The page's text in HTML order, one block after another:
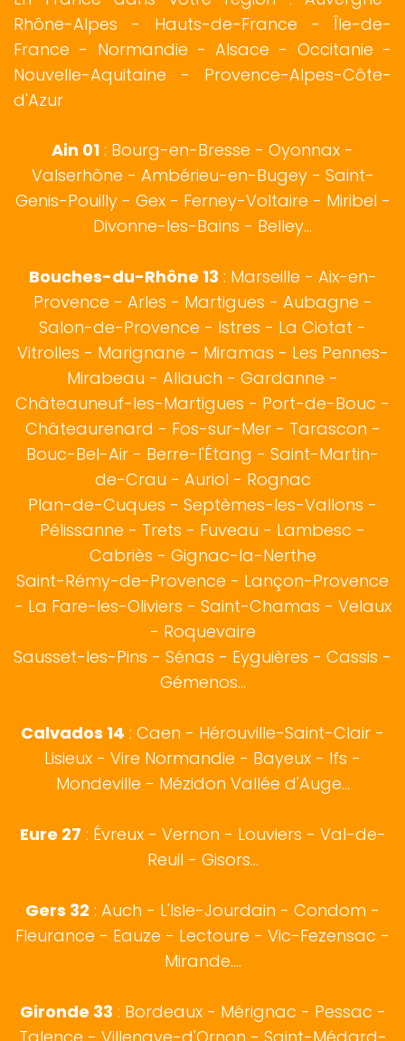
Rhône-Alpes - Hauts-de-France - Île-de-
France - Normandie -Alsace - Occitanie -
Nouvelle-Aquitaine - Provence-Alpes-Côte-
d'Azur
Ain 01 : Bourg-en-Bresse - Oyonnax -
Valserhône - Ambérieu-en-Bugey - Saint-
Genis-Pouilly - Gex- Ferney-Voltaire - Miribel -
Divonne-les-Bains - Belley...
Bouches-du-Rhône 13 : Marseille - Aix-en-
Provence - Arles - Martigues - Aubagne -
Salon-de-Provence - Istres - La Ciotat -
Vitrolles - Marignane - Miramas - Les Pennes-
Mirabeau - Allauch - Gardanne -
Châteauneuf-les-Martigues - Port-de-Bouc -
Châteaurenard - Fos-sur-Mer- Tarascon -
Bouc-Bel-Air - Berre-l'Étang - Saint-Martin-
de-Crau - Auriol - Rognac
Plan-de-Cuques - Septèmes-les-Vallons -
Pélissanne - Trets - Fuveau - Lambesc -
Cabriès - Gignac-la-Nerthe
Saint-Rémy-de-Provence - Lançon-Provence
- La Fare-les-Oliviers - Saint-Chamas - Velaux
- Roquevaire
Sausset-les-Pins - Sénas - Eyguières - Cassis -
Gémenos...
Calvados 14 : Caen - Hérouville-Saint-Clair -
Lisieux - Vire Normandie - Bayeux - Ifs -
Mondeville - Mézidon Vallée d'Auge...
Eure 27 : Évreux- Vernon - Louviers - Val-de-
Reuil - Gisors...
Gers 32 : Auch - L'Isle-Jourdain - Condom -
Fleurance - Eauze - Lectoure - Vic-Fezensac -
Mirande....
Gironde 33 : Bordeaux- Mérignac - Pessac -